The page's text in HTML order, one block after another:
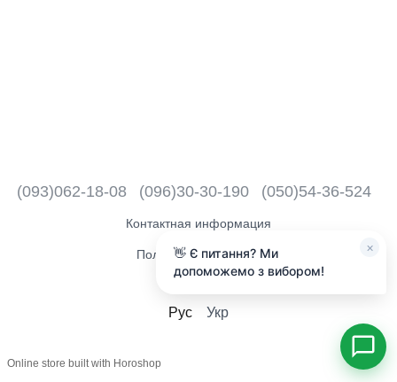
(093)062-18-08 (096)30-30-190 (050)54-36-524
Контактная информация
Полная версия сайта
Рус Укр
Online store built with Horoshop
×
👋 Є питання? Ми
допоможемо з вибором!